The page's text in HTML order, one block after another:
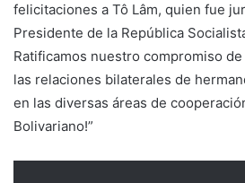
felicitaciones a Tô Lâm, quien fue
Presidente de la República
Ratificamos nuestro compromiso
las relaciones bilaterales de
en las diversas áreas de
Bolivariano!”